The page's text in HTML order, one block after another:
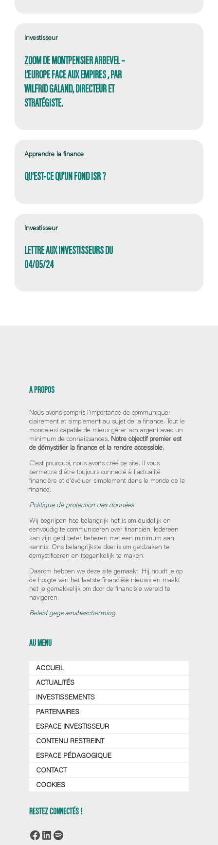
Investisseur
ZOOM DE MONTPENSIER ARBEVEL –
L’EUROPE FACE AUX EMPIRES , PAR
WILFRID GALAND, DIRECTEUR ET
STRATÉGISTE.
Apprendre la finance
QU’EST-CE QU’UN FOND ISR ?
Investisseur
LETTRE AUX INVESTISSEURS DU
04/05/24
A PROPOS
Nous avons compris l'importance de communiquer
clairement et simplement au sujet de la finance. Tout le
monde est capable de mieux gérer son argent avec un
minimum de connaissances. Notre objectif premier est
de démystifier la finance et la rendre accessible.
C'est pourquoi, nous avons créé ce site. Il vous
permettra d'être toujours connecté à l'actualité
financière et d'évoluer simplement dans le monde de la
finance.
Politique de protection des données
Wij begrijpen hoe belangrijk het is om duidelijk en
eenvoudig te communiceren over financiën. Iedereen
kan zijn geld beter beheren met een minimum aan
kennis. Ons belangrijkste doel is om geldzaken te
demystificeren en toegankelijk te maken.
Daarom hebben we deze site gemaakt. Hij houdt je op
de hoogte van het laatste financiële nieuws en maakt
het je gemakkelijk om door de financiële wereld te
navigeren.
Beleid gegevensbescherming
AU MENU
ACCUEIL
ACTUALITÉS
INVESTISSEMENTS
PARTENAIRES
ESPACE INVESTISSEUR
CONTENU RESTREINT
ESPACE PÉDAGOGIQUE
CONTACT
COOKIES
RESTEZ CONNECTÉS !
Facebook
LinkedIn
Spotify